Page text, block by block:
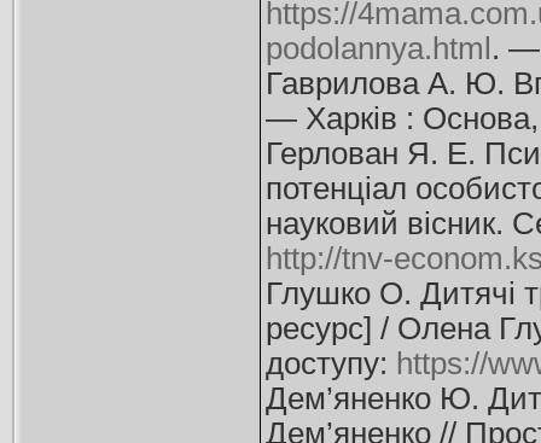
https://
podolannya.html . —
Гаврилова А. Ю.
— Харків :
Герлован Я. Е.
потенціал
науковий
http://tnv-
Глушко О. Дитячі
ресурс] / Олена
доступу: https://
Дем’яненко Ю.
Дем’яненко //